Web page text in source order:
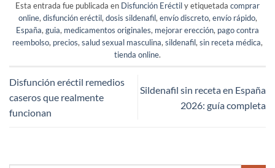
Esta entrada fue publicada en Disfunción Eréctily etiquetada comprar
online,disfunción eréctil,dosis sildenafil,envío discreto,envío rápido,
España,guia, medicamentos originales, mejorar erección, pago contra
reembolso, precios,salud sexual masculina,sildenafil,sin receta médica,
tienda online.
Disfunción eréctil remedios
caseros que realmente
funcionan
Sildenafil sin receta en España
2026: guía completa